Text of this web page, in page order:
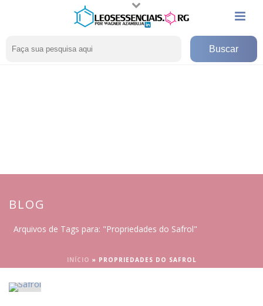
BLOG
Arquivos de Tags para: "Propriedades do Safrol"
INÍCIO » PROPRIEDADES DO SAFROL